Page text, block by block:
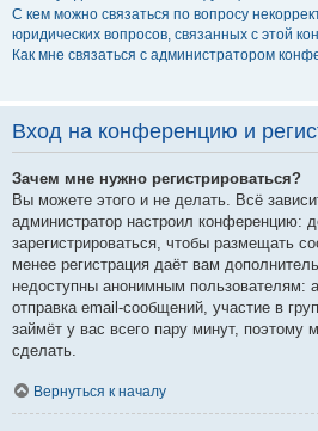
С кем можно связаться по вопросу
юридических вопросов, связанных с этой
Как мне связаться с администратором
Вход на конференцию и
Зачем мне нужно регистрироваться?
Вы можете этого и не делать. Всё
администратор настроил конференцию:
зарегистрироваться, чтобы размещать
менее регистрация даёт вам
недоступны анонимным пользователям:
отправка email-сообщений, участие в
займёт у вас всего пару минут, поэтому
сделать.
Вернуться к началу